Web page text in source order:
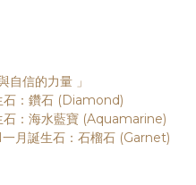
信的力量 」
：鑽石 (Diamond)
：海水藍寶 (Aquamarine)
月誕生石：石榴石 (Garnet)